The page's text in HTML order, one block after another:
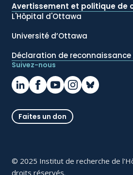
Avertissement et politique de
L'Hôpital d'Ottawa
Université d’Ottawa
Déclaration de
Suivez-nous
Faites un don
© 2025 Institut de recherche de
droits réservés.